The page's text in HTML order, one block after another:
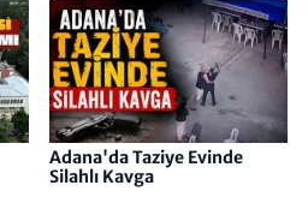
Adana'da Taziye Evinde
Silahlı Kavga